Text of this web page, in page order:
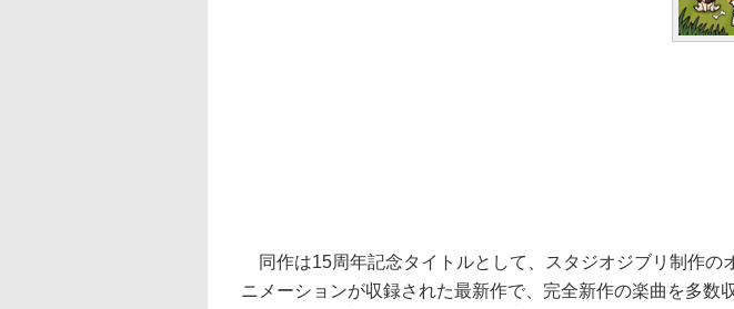
同作は15周年記念タイトルとして、スタジオジブリ制作の
ニメーションが収録された最新作で、完全新作の楽曲を多数